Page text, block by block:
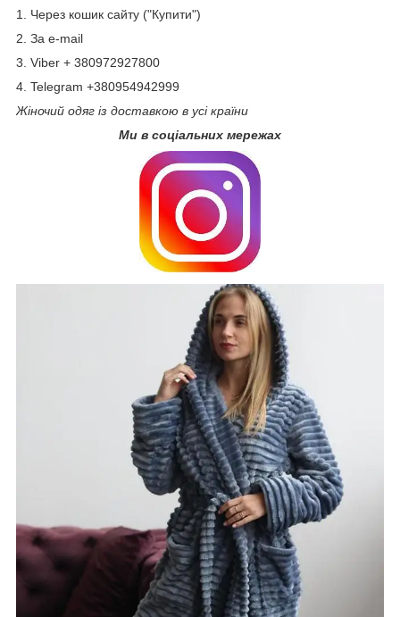
1. Через кошик сайту ("Купити")
2. За e-mail
3. Viber + 380972927800
4. Telegram +380954942999
Жіночий одяг із доставкою в усі країни
Ми в соціальних мережах